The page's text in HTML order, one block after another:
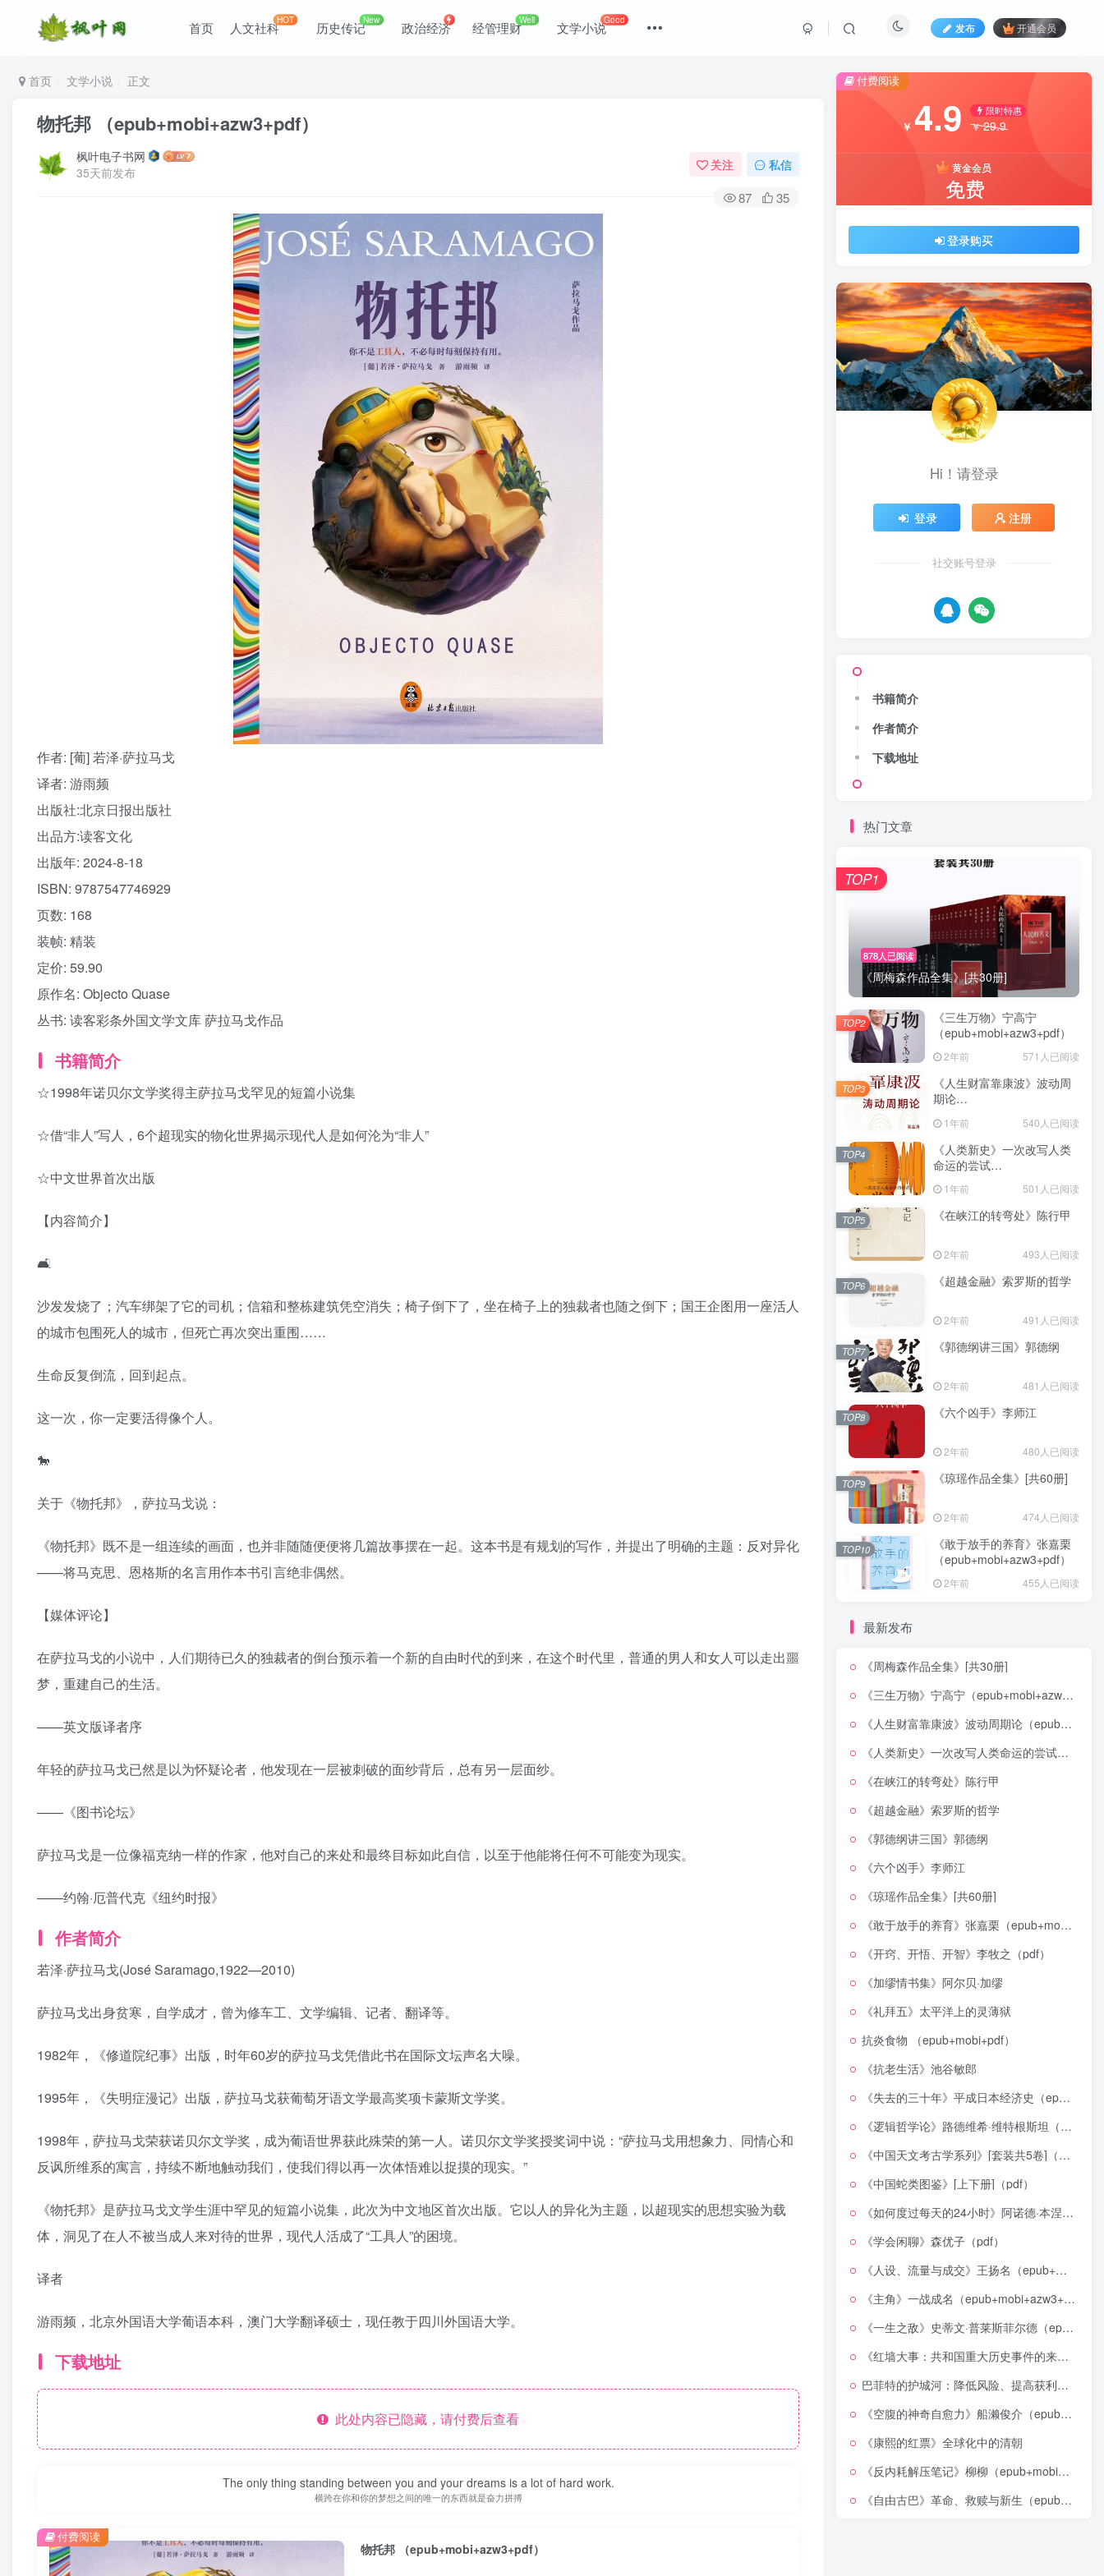
首页 人文社科HOT 历史传记New 政治经济 经管理财Well 文学小说Good
发布 开通会员
首页 文学小说 正文
物托邦 （epub+mobi+azw3+pdf）
枫叶电子书网
35天前发布
关注 私信
87 35
作者: [葡] 若泽·萨拉马戈
译者: 游雨频
出版社:北京日报出版社
出品方:读客文化
出版年: 2024-8-18
ISBN: 9787547746929
页数: 168
装帧: 精装
定价: 59.90
原作名: Objecto Quase
丛书: 读客彩条外国文学文库 萨拉马戈作品
书籍简介
☆1998年诺贝尔文学奖得主萨拉马戈罕见的短篇小说集
☆借“非人”写人，6个超现实的物化世界揭示现代人是如何沦为“非人”
☆中文世界首次出版
【内容简介】
🛋
沙发发烧了；汽车绑架了它的司机；信箱和整栋建筑凭空消失；椅子倒下了，坐在椅子上的独裁者也随之倒下；国王企图用一座活人
的城市包围死人的城市，但死亡再次突出重围……
生命反复倒流，回到起点。
这一次，你一定要活得像个人。
🐎
关于《物托邦》，萨拉马戈说：
《物托邦》既不是一组连续的画面，也并非随随便便将几篇故事摆在一起。这本书是有规划的写作，并提出了明确的主题：反对异化
——将马克思、恩格斯的名言用作本书引言绝非偶然。
【媒体评论】
在萨拉马戈的小说中，人们期待已久的独裁者的倒台预示着一个新的自由时代的到来，在这个时代里，普通的男人和女人可以走出噩
梦，重建自己的生活。
——英文版译者序
年轻的萨拉马戈已然是以为怀疑论者，他发现在一层被刺破的面纱背后，总有另一层面纱。
——《图书论坛》
萨拉马戈是一位像福克纳一样的作家，他对自己的来处和最终目标如此自信，以至于他能将任何不可能变为现实。
——约翰·厄普代克《纽约时报》
作者简介
若泽·萨拉马戈(José Saramago,1922—2010)
萨拉马戈出身贫寒，自学成才，曾为修车工、文学编辑、记者、翻译等。
1982年，《修道院纪事》出版，时年60岁的萨拉马戈凭借此书在国际文坛声名大噪。
1995年，《失明症漫记》出版，萨拉马戈获葡萄牙语文学最高奖项卡蒙斯文学奖。
1998年，萨拉马戈荣获诺贝尔文学奖，成为葡语世界获此殊荣的第一人。诺贝尔文学奖授奖词中说：“萨拉马戈用想象力、同情心和
反讽所维系的寓言，持续不断地触动我们，使我们得以再一次体悟难以捉摸的现实。”
《物托邦》是萨拉马戈文学生涯中罕见的短篇小说集，此次为中文地区首次出版。它以人的异化为主题，以超现实的思想实验为载
体，洞见了在人不被当成人来对待的世界，现代人活成了“工具人”的困境。
译者
游雨频，北京外国语大学葡语本科，澳门大学翻译硕士，现任教于四川外国语大学。
下载地址
此处内容已隐藏，请付费后查看
The only thing standing between you and your dreams is a lot of hard work.
横跨在你和你的梦想之间的唯一的东西就是奋力拼搏
物托邦 （epub+mobi+azw3+pdf）
付费阅读
付费阅读
￥ 4.9 限时特惠
￥29.9
黄金会员
免费
登录购买
Hi！请登录
登录 注册
社交账号登录
书籍简介
作者简介
下载地址
热门文章
878人已阅读
《周梅森作品全集》[共30册]
TOP1
《三生万物》宁高宁
（epub+mobi+azw3+pdf）
2年前 571人已阅读
TOP2
《人生财富靠康波》波动周
期论
1年前 540人已阅读
TOP3
《人类新史》一次改写人类
命运的尝试
1年前 501人已阅读
TOP4
《在峡江的转弯处》陈行甲
2年前 493人已阅读
TOP5
《超越金融》索罗斯的哲学
2年前 491人已阅读
TOP6
《郭德纲讲三国》郭德纲
2年前 481人已阅读
TOP7
《六个凶手》李师江
2年前 480人已阅读
TOP8
《琼瑶作品全集》[共60册]
2年前 474人已阅读
TOP9
《敢于放手的养育》张嘉栗
（epub+mobi+azw3+pdf）
2年前 455人已阅读
TOP10
最新发布
《周梅森作品全集》[共30册]
《三生万物》宁高宁（epub+mobi+azw3+pdf）
《人生财富靠康波》波动周期论（epub+mobi+azw3+pdf）
《人类新史》一次改写人类命运的尝试（epub+mobi+azw3+pdf）
《在峡江的转弯处》陈行甲
《超越金融》索罗斯的哲学
《郭德纲讲三国》郭德纲
《六个凶手》李师江
《琼瑶作品全集》[共60册]
《敢于放手的养育》张嘉栗（epub+mobi+azw3+pdf）
《开窍、开悟、开智》李牧之（pdf）
《加缪情书集》阿尔贝·加缪
《礼拜五》太平洋上的灵薄狱
抗炎食物 （epub+mobi+pdf）
《抗老生活》池谷敏郎
《失去的三十年》平成日本经济史（epub+mobi+azw3+pdf）
《逻辑哲学论》路德维希·维特根斯坦（epub+mobi+azw3+pdf）
《中国天文考古学系列》[套装共5卷]（epub+mobi+azw3+pdf）
《中国蛇类图鉴》[上下册]（pdf）
《如何度过每天的24小时》阿诺德·本涅特（epub+mobi+azw3+pdf）
《学会闲聊》森优子（pdf）
《人设、流量与成交》王扬名（epub+mobi+azw3+pdf）
《主角》一战成名（epub+mobi+azw3+pdf）
《一生之敌》史蒂文·普莱斯菲尔德（epub+mobi+azw3+pdf）
《红墙大事：共和国重大历史事件的来龙去脉》（全二册）（pdf）
巴菲特的护城河：降低风险、提高获利的股市真规则(epub+azw3+mobi)
《空腹的神奇自愈力》船濑俊介（epub+mobi+azw3+pdf）
《康熙的红票》全球化中的清朝
《反内耗解压笔记》柳柳（epub+mobi+azw3+pdf）
《自由古巴》革命、救赎与新生（epub+mobi+azw3+pdf）
登录
没有账号？立即注册
用户名/手机号/邮箱
登录密码
记住登录
登录
社交账号登录